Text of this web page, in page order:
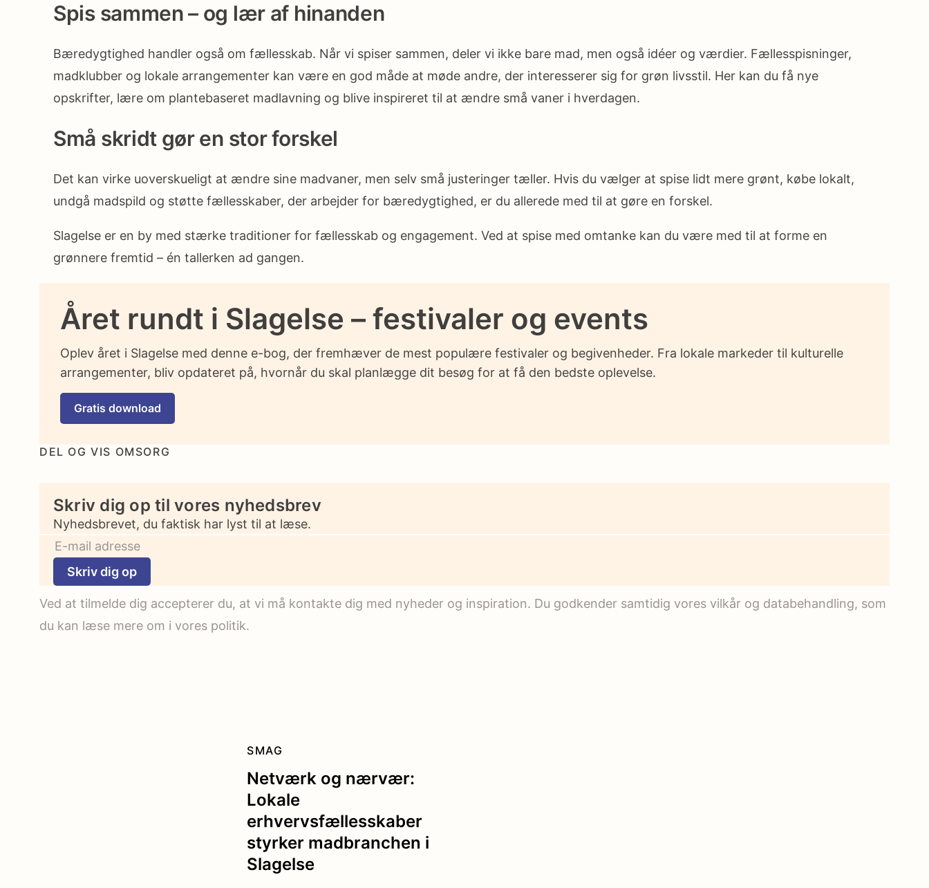
Spis sammen – og lær af hinanden
Bæredygtighed handler også om fællesskab. Når vi spiser sammen, deler vi ikke bare mad, men også idéer og værdier. Fællesspisninger,
madklubber og lokale arrangementer kan være en god måde at møde andre, der interesserer sig for grøn livsstil. Her kan du få nye
opskrifter, lære om plantebaseret madlavning og blive inspireret til at ændre små vaner i hverdagen.
Små skridt gør en stor forskel
Det kan virke uoverskueligt at ændre sine madvaner, men selv små justeringer tæller. Hvis du vælger at spise lidt mere grønt, købe lokalt,
undgå madspild og støtte fællesskaber, der arbejder for bæredygtighed, er du allerede med til at gøre en forskel.
Slagelse er en by med stærke traditioner for fællesskab og engagement. Ved at spise med omtanke kan du være med til at forme en
grønnere fremtid – én tallerken ad gangen.
DEL OG VIS OMSORG
Skriv dig op til vores nyhedsbrev
Nyhedsbrevet, du faktisk har lyst til at læse.
Skriv dig op
Ved at tilmelde dig accepterer du, at vi må kontakte dig med nyheder og inspiration. Du godkender samtidig vores vilkår og databehandling, som
du kan læse mere om i vores politik.
Året rundt i Slagelse – festivaler og events
Oplev året i Slagelse med denne e-bog, der fremhæver de mest populære festivaler og begivenheder. Fra lokale markeder til kulturelle
arrangementer, bliv opdateret på, hvornår du skal planlægge dit besøg for at få den bedste oplevelse.
Gratis download
Netværk og nærvær:
Lokale
erhvervsfællesskaber
styrker madbranchen i
Slagelse
SMAG